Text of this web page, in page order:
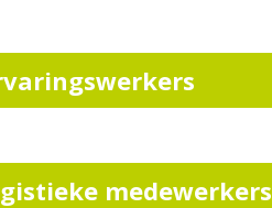
medewerkers